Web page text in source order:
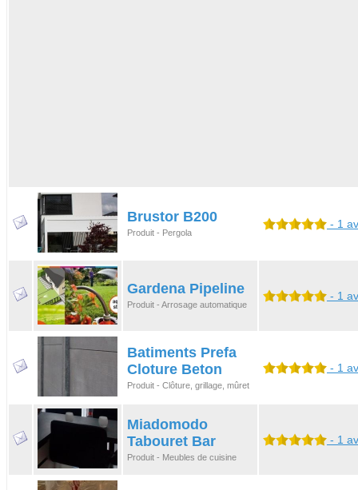
Brustor B200
Produit - Pergola
- 1
Gardena Pipeline
Produit - Arrosage automatique
- 1
Batiments Prefa
Cloture Beton
Produit - Clôture, grillage, mûret
- 1
Miadomodo
Tabouret Bar
Produit - Meubles de cuisine
- 1